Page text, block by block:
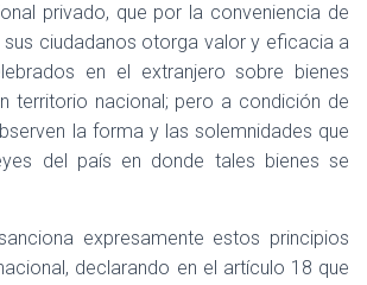
privado, que por la conveniencia de
sus ciudadanos otorga valor y eficacia a
en el extranjero sobre bienes
territorio nacional; pero a condición de
la forma y las solemnidades que
del país en donde tales bienes se
expresamente estos principios
declarando en el artículo 18 que